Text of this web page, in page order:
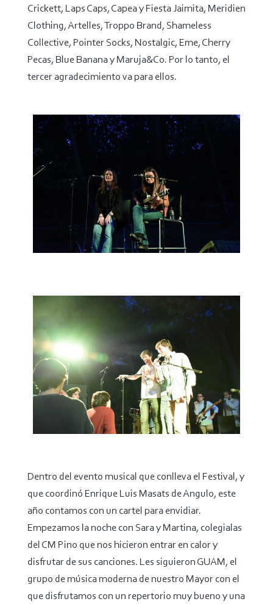
Crickett, Laps Caps, Capea y Fiesta Jaimita, Meridien
Clothing, Artelles, Troppo Brand, Shameless
Collective, Pointer Socks, Nostalgic, Eme, Cherry
Pecas, Blue Banana y Maruja&Co. Por lo tanto, el
tercer agradecimiento va para ellos.
Dentro del evento musical que conlleva el Festival, y
que coordinó Enrique Luis Masats de Angulo, este
año contamos con un cartel para envidiar.
Empezamos la noche con Sara y Martina, colegialas
del CM Pino que nos hicieron entrar en calor y
disfrutar de sus canciones. Les siguieron GUAM, el
grupo de música moderna de nuestro Mayor con el
que disfrutamos con un repertorio muy bueno y una